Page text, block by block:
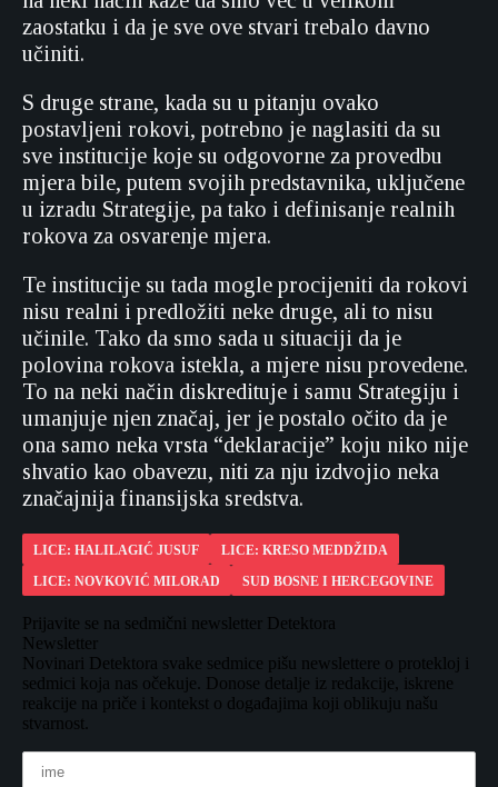
zaostatku i da je sve ove stvari trebalo davno
učiniti.
S druge strane, kada su u pitanju ovako
postavljeni rokovi, potrebno je naglasiti da su
sve institucije koje su odgovorne za provedbu
mjera bile, putem svojih predstavnika, uključene
u izradu Strategije, pa tako i definisanje realnih
rokova za osvarenje mjera.
Te institucije su tada mogle procijeniti da rokovi
nisu realni i predložiti neke druge, ali to nisu
učinile. Tako da smo sada u situaciji da je
polovina rokova istekla, a mjere nisu provedene.
To na neki način diskredituje i samu Strategiju i
umanjuje njen značaj, jer je postalo očito da je
ona samo neka vrsta “deklaracije” koju niko nije
shvatio kao obavezu, niti za nju izdvojio neka
značajnija finansijska sredstva.
LICE: HALILAGIĆ JUSUF
LICE: KRESO MEDDŽIDA
LICE: NOVKOVIĆ MILORAD
SUD BOSNE I HERCEGOVINE
Prijavite se na sedmični newsletter Detektora
Newsletter
Novinari Detektora svake sedmice pišu newslettere o protekloj i
sedmici koja nas očekuje. Donose detalje iz redakcije, iskrene
reakcije na priče i kontekst o događajima koji oblikuju našu
stvarnost.